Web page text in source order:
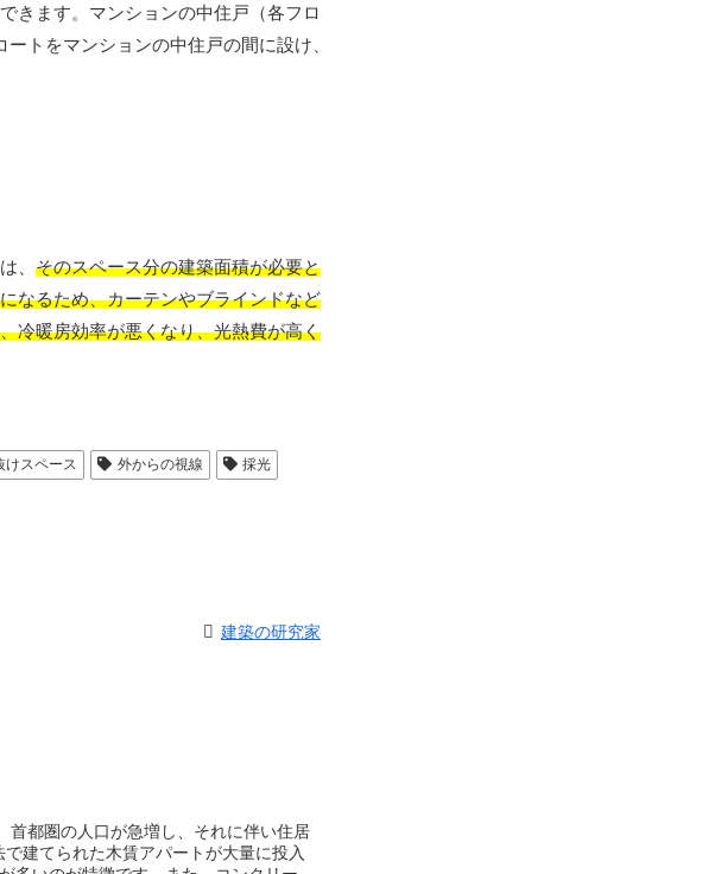
きます。マンションの中住戸（各フロ
トをマンションの中住戸の間に設け、
、 そのスペース分の建築面積が必要と
なるため、カーテンやブラインドなど
冷暖房効率が悪くなり、光熱費が高く
けスペース 外からの視線 採光
建築の研究家
首都圏の人口が急増し、それに伴い住居
建てられた木賃アパートが大量に投入